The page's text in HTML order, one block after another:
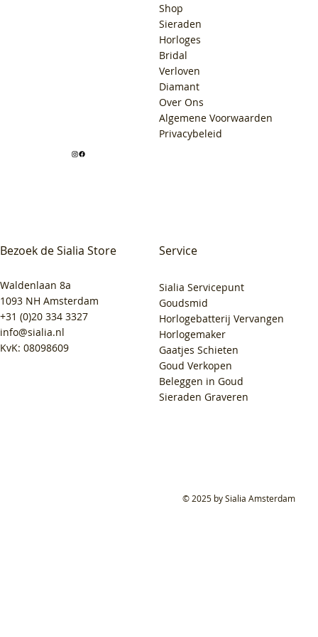
Bezoek de Sialia Store
Waldenlaan 8a
1093 NH Amsterdam
+31 (0)20 334 3327
info@sialia.nl
KvK: 08098609
Shop
Sieraden
Horloges
Bridal
Verloven
Diamant
Over Ons
Algemene Voorwaarden
Privacybeleid
Service
Sialia Servicepunt
Goudsmid
Horlogebatterij Vervangen
Horlogemaker
Gaatjes Schieten
Goud Verkopen
Beleggen in Goud
Sieraden Graveren
© 2025 by Sialia Amsterdam